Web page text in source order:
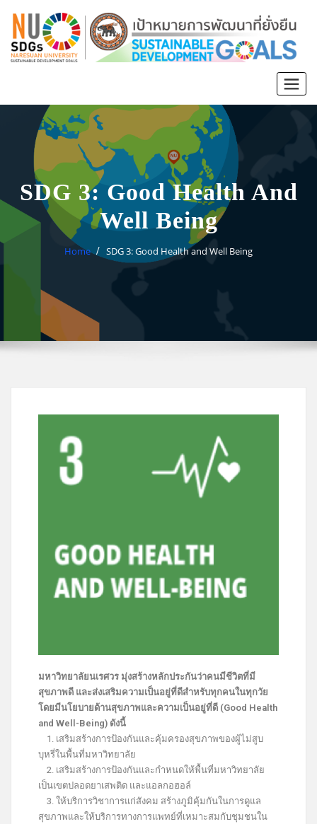
SDG 3: Good Health And
Well Being
Home SDG 3: Good Health and Well Being
มหาวิทยาลัยนเรศวร มุ่งสร้างหลักประกันว่าคนมีชีวิตที่มี
สุขภาพดี และส่งเสริมความเป็นอยู่ที่ดีสำหรับทุกคนในทุกวัย
โดยมีนโยบายด้านสุขภาพและความเป็นอยู่ที่ดี (Good Health
and Well-Being) ดังนี้
1. เสริมสร้างการป้องกันและคุ้มครองสุขภาพของผู้ไม่สูบ
บุหรี่ในพื้นที่มหาวิทยาลัย
2. เสริมสร้างการป้องกันและกำหนดให้พื้นที่มหาวิทยาลัย
เป็นเขตปลอดยาเสพติด และแอลกอฮอล์
3. ให้บริการวิชาการแก่สังคม สร้างภูมิคุ้มกันในการดูแล
สุขภาพและให้บริการทางการแพทย์ที่เหมาะสมกับชุมชนใน